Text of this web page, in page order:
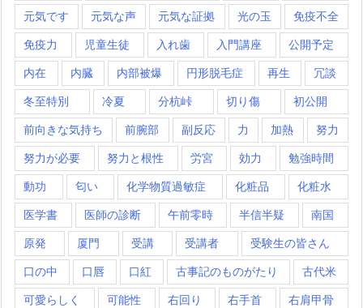
元気です 元気な声 元気な証拠 光の玉 免疫不全
免疫力 児童生徒 入れ歯 入門講座 公開予定
内在 内臓 内部被爆 円形脱毛症 再生 冗談
冬至特別 冷夏 分杭峠 切り傷 初公開
前向きな気持ち 前腕部 副反応 力 加熱 努力
努力が必要 努力と根性 労宮 効力 勉強時間
動功 匂い 化学物質過敏症 化粧品 化粧水
医学書 医師の診断 午前零時 半信半疑 南国
原発 厦門 受講 受講者 受験生の皆さん
口の中 口唇 口紅 古事記のものがたり 古代米
可愛らしく 可能性 右回り 右手首 右肩甲骨